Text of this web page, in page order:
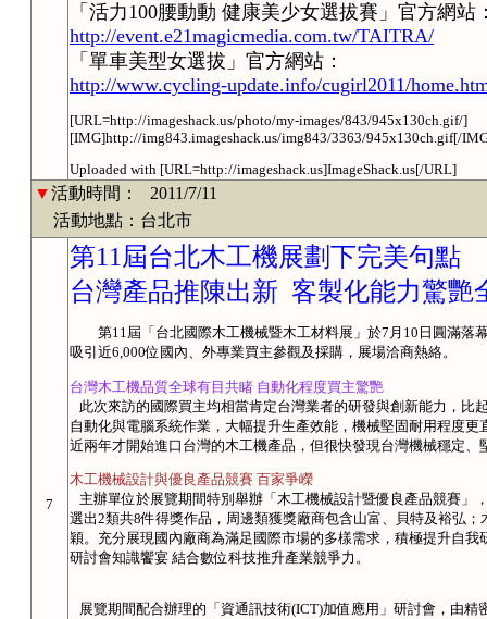
「活力100腰動動 健康美少女選拔賽」官方網站
http://event.e21magicmedia.com.tw/TAITRA/
「單車美型女選拔」官方網站：
http://www.cycling-update.info/cugirl2011/
[URL=http://imageshack.us/photo/my-images/843/945x130ch.gif/]
[IMG]http://img843.imageshack.us/img843/3363/945x130ch.gif[/
Uploaded with [URL=http://imageshack.us]ImageShack.us[/URL]
▼活動時間：
2011/7/11
活動地點：台北市
7
第11屆台北木工機展劃下完美句點
台灣產品推陳出新 客製化能力驚艷
第11屆「台北國際木工機械暨木工材料展」於7月10日圓滿落
吸引近6,000位國內、外專業買主參觀及採購，展場洽商熱絡。
台灣木工機品質全球有目共睹 自動化程度買主驚艷
此次來訪的國際買主均相當肯定台灣業者的研發與創新能力，比
自動化與電腦系統作業，大幅提升生產效能，機械堅固耐用程度
近兩年才開始進口台灣的木工機產品，但很快發現台灣機械穩定
木工機械設計與優良產品競賽 百家爭嶸
主辦單位於展覽期間特別舉辦「木工機械設計暨優良產品競賽」
選出2類共8件得獎作品，周邊類獲獎廠商包含山富、貝特及裕弘
穎。充分展現國內廠商為滿足國際市場的多樣需求，積極提升自我
研討會知識饗宴 結合數位科技推升產業競爭力。
展覽期間配合辦理的「資通訊技術(ICT)加值應用」研討會，由